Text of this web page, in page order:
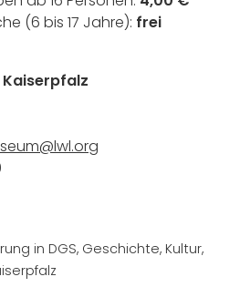
(6 bis 17 Jahre): frei
Kaiserpfalz
in DGS, Geschichte, Kultur,